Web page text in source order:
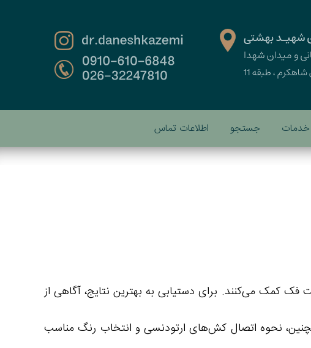
خدمات جستجو اطلاعات تماس
فک کمک می‌کنند. برای دستیابی به بهترین نتایج، آگاهی از
نحوه اتصال کش‌های ارتودنسی و انتخاب رنگ مناسب